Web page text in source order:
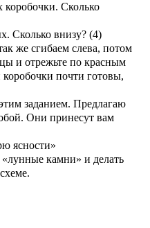
коробочки. Сколько
Сколько внизу? (4)
же сгибаем слева, потом
и отрежьте по красным
почти готовы,
заданием. Предлагаю
Они принесут вам
ясности»
камни» и делать